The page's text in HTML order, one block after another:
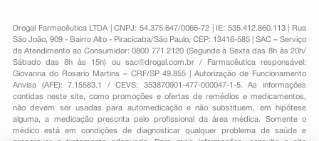
Drogal Farmacêutica LTDA | CNPJ: 54.375.647/0066-72 | IE: 535.412.860.113 | Rua
São João, 909 - Bairro Alto - Piracicaba/São Paulo, CEP: 13416-585 | SAC – Serviço
de Atendimento ao Consumidor: 0800 771 2120 (Segunda à Sexta das 8h às 20h/
Sábado das 8h às 15h) ou sac@drogal.com.br/ Farmacêutica responsável:
Giovanna do Rosario Martins – CRF/SP 49.855 | Autorização de Funcionamento
Anvisa (AFE): 7.15583.1 / CEVS: 353870901-477-000047-1-5. As informações
contidas neste site, como promoções e ofertas de remédios e medicamentos,
não devem ser usadas para automedicação e não substituem, em hipótese
alguma, a medicação prescrita pelo profissional da área médica. Somente o
médico está em condições de diagnosticar qualquer problema de saúde e